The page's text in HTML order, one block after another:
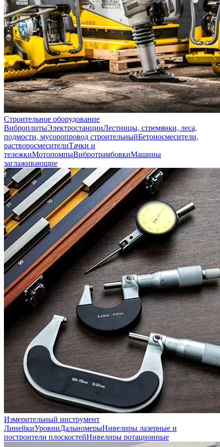
Строительное оборудование
ВиброплитыЭлектростанцииЛестницы, стремянки, леса,
подмости, мусоропровод строительныйБетоносмесители,
растворосмесителиТачки и
тележкиМотопомпыВибротрамбовкиМашины
заглаживающие
Измерительный инструмент
ЛинейкиУровниДальномерыНивелиры лазерные и
построители плоскостейНивелиры ротационные